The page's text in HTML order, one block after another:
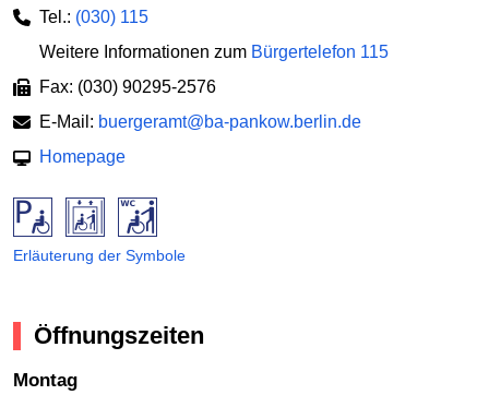
Tel.: (030) 115
Weitere Informationen zum Bürgertelefon 115
Fax: (030) 90295-2576
E-Mail: buergeramt@ba-pankow.berlin.de
Homepage
Erläuterung der Symbole
Öffnungszeiten
Montag